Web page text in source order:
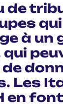
de
à un
qui
Les
en